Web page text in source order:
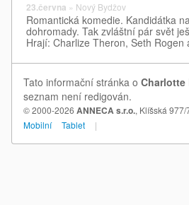
23.června » Nový Bydžov
Romantická komedie. Kandidátka
dohromady. Tak zvláštní pár svět
Hrají: Charlize Theron, Seth Rogen
Tato informační stránka o Charlotte
seznam není redigován.
© 2000-2026 ANNECA s.r.o., Klíšská
Mobilní
Tablet |